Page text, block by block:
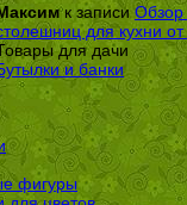
к записиОбзор
для кухни
для дачи
и банки
фигуры